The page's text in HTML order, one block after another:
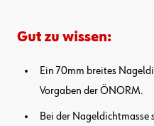
Gut zu wissen:
Ein 70mm breites
Vorgaben der ÖNORM.
Bei der Nageldichtmasse